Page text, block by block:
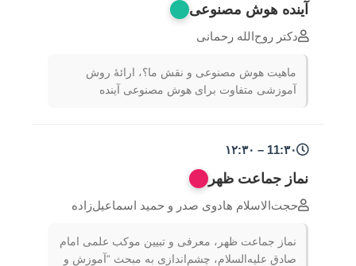
آینده هوش مصنوعی
دکتر روح‌الله رحمانی
ماهیت هوش مصنوعی و نقش ما؟، ارائۀ روش
آموزشی متفاوت برای هوش مصنوعی آینده
11:۳۰ – ۱۲:۳۰
نماز جماعت ظهر
حجت‌الاسلام هادوی صدر و حمید اسماعیل‌زاده
نماز جماعت ظهر، معرفی و تبیین موکب علمی امام
صادق علیه‌السلام، چشم‌اندازی به مبحث “آموزش و